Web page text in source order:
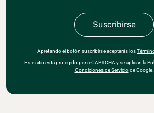
Apretando el botón suscribirse aceptarás los
Este sitio está protegido por reCAPTCHA y se aplican la
Condiciones de Serviciode Google.